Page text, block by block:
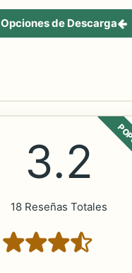
Opciones de Descarga
3.2
18 Reseñas Totales